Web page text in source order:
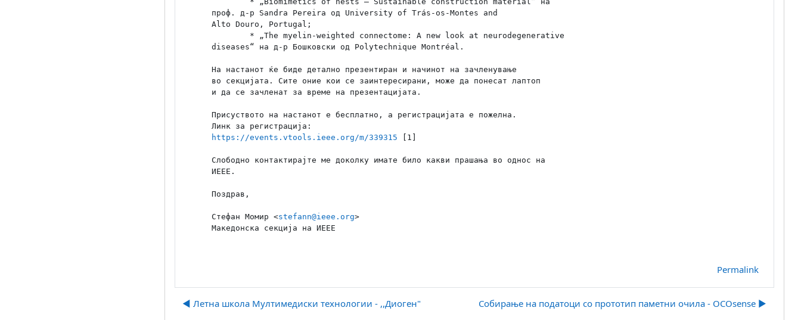
проф. д-р Sandra Pereira од University of Trás-os-Montes and
Alto Douro, Portugal;
diseases“ на д-р Бошковски од Polytechnique Montréal.
На настанот ќе биде детално презентиран и начинот на зачленување
во секцијата. Сите оние кои се заинтересирани, може да понесат лаптоп
и да се зачленат за време на презентацијата.
Присуството на настанот е бесплатно, а регистрацијата е пожелна.
https://events.vtools.ieee.org/m/339315 [1]
Слободно контактирајте ме доколку имате било какви прашања во однос на
ИЕЕЕ.
Поздрав,
Стефан Момир <stefann@ieee.org>
Permalink
◀︎ Летна школа Мултимедиски технологии - ,,Диоген" Собирање на податоци со прототип паметни очила - OCOsense ▶︎